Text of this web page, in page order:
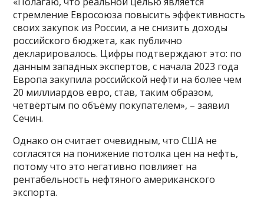
стремление Евросоюза повысить эффективность
своих закупок из России, а не снизить доходы
российского бюджета, как публично
декларировалось. Цифры подтверждают это: по
данным западных экспертов, с начала 2023 года
Европа закупила российской нефти на более чем
20 миллиардов евро, став, таким образом,
четвёртым по объёму покупателем», – заявил
Сечин.
Однако он считает очевидным, что США не
согласятся на понижение потолка цен на нефть,
потому что это негативно повлияет на
рентабельность нефтяного американского
экспорта.